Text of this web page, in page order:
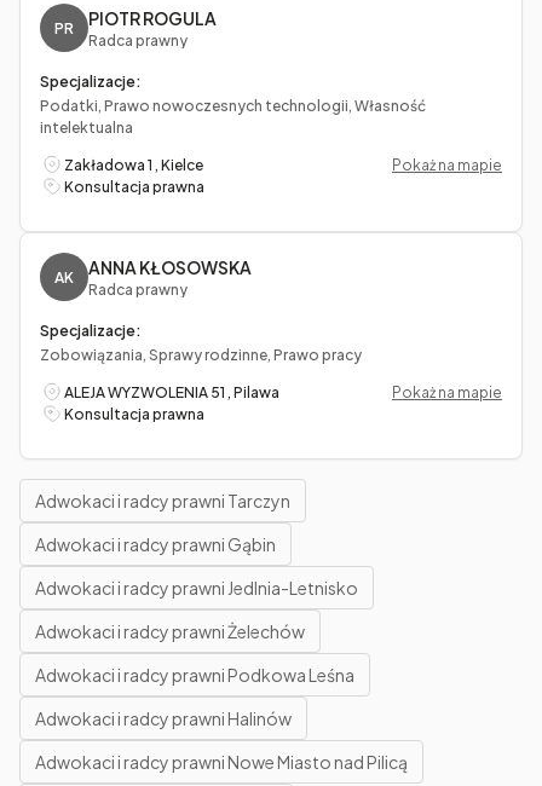
PR PIOTR ROGULA
Radca prawny
Specjalizacje:
Podatki, Prawo nowoczesnych technologii, Własność
intelektualna
Zakładowa 1 , Kielce
Pokaż na mapie
Konsultacja prawna
AK ANNA KŁOSOWSKA
Radca prawny
Specjalizacje:
Zobowiązania, Sprawy rodzinne, Prawo pracy
ALEJA WYZWOLENIA 51 , Pilawa
Pokaż na mapie
Konsultacja prawna
Adwokaci i radcy prawni Tarczyn
Adwokaci i radcy prawni Gąbin
Adwokaci i radcy prawni Jedlnia-Letnisko
Adwokaci i radcy prawni Żelechów
Adwokaci i radcy prawni Podkowa Leśna
Adwokaci i radcy prawni Halinów
Adwokaci i radcy prawni Nowe Miasto nad Pilicą